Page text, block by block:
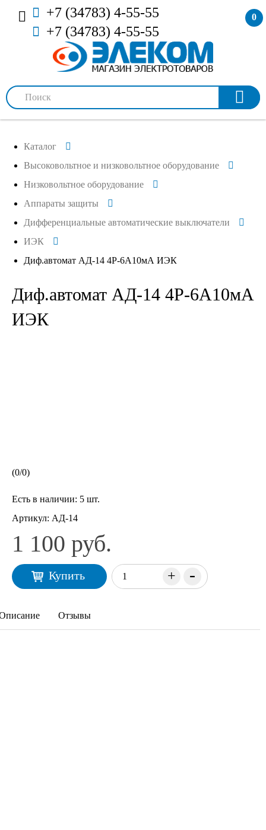
+7 (34783) 4-55-55
+7 (34783) 4-55-55
0
Каталог
Высоковольтное и низковольтное оборудование
Низковольтное оборудование
Аппараты защиты
Дифференциальные автоматические выключатели
ИЭК
Диф.автомат АД-14 4Р-6А10мА ИЭК
Диф.автомат АД-14 4Р-6А10мА
ИЭК
(0/0)
Есть в наличии: 5 шт.
Артикул: АД-14
1 100 руб.
+ -
Купить
Отзывы